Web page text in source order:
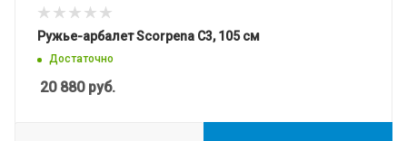
Ружье-арбалет Scorpena C3, 105 см
Достаточно
20 880руб.